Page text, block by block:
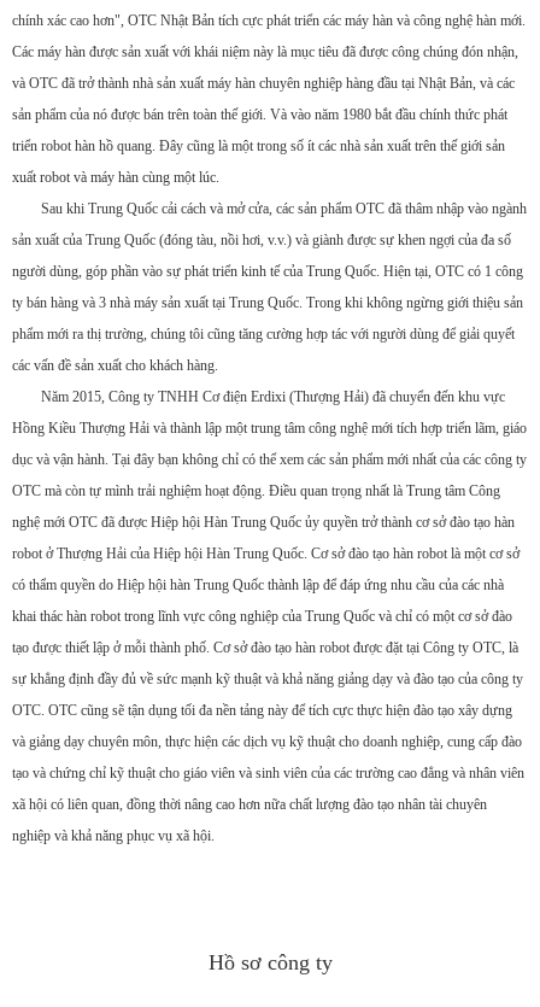
chính xác cao hơn", OTC Nhật Bản tích cực phát triển các máy hàn và công nghệ hàn mới.
Các máy hàn được sản xuất với khái niệm này là mục tiêu đã được công chúng đón nhận,
và OTC đã trở thành nhà sản xuất máy hàn chuyên nghiệp hàng đầu tại Nhật Bản, và các
sản phẩm của nó được bán trên toàn thế giới. Và vào năm 1980 bắt đầu chính thức phát
triển robot hàn hồ quang. Đây cũng là một trong số ít các nhà sản xuất trên thế giới sản
xuất robot và máy hàn cùng một lúc.
Sau khi Trung Quốc cải cách và mở cửa, các sản phẩm OTC đã thâm nhập vào ngành
sản xuất của Trung Quốc (đóng tàu, nồi hơi, v.v.) và giành được sự khen ngợi của đa số
người dùng, góp phần vào sự phát triển kinh tế của Trung Quốc. Hiện tại, OTC có 1 công
ty bán hàng và 3 nhà máy sản xuất tại Trung Quốc. Trong khi không ngừng giới thiệu sản
phẩm mới ra thị trường, chúng tôi cũng tăng cường hợp tác với người dùng để giải quyết
các vấn đề sản xuất cho khách hàng.
Năm 2015, Công ty TNHH Cơ điện Erdixi (Thượng Hải) đã chuyển đến khu vực
Hồng Kiều Thượng Hải và thành lập một trung tâm công nghệ mới tích hợp triển lãm, giáo
dục và vận hành. Tại đây bạn không chỉ có thể xem các sản phẩm mới nhất của các công ty
OTC mà còn tự mình trải nghiệm hoạt động. Điều quan trọng nhất là Trung tâm Công
nghệ mới OTC đã được Hiệp hội Hàn Trung Quốc ủy quyền trở thành cơ sở đào tạo hàn
robot ở Thượng Hải của Hiệp hội Hàn Trung Quốc. Cơ sở đào tạo hàn robot là một cơ sở
có thẩm quyền do Hiệp hội hàn Trung Quốc thành lập để đáp ứng nhu cầu của các nhà
khai thác hàn robot trong lĩnh vực công nghiệp của Trung Quốc và chỉ có một cơ sở đào
tạo được thiết lập ở mỗi thành phố. Cơ sở đào tạo hàn robot được đặt tại Công ty OTC, là
sự khẳng định đầy đủ về sức mạnh kỹ thuật và khả năng giảng dạy và đào tạo của công ty
OTC. OTC cũng sẽ tận dụng tối đa nền tảng này để tích cực thực hiện đào tạo xây dựng
và giảng dạy chuyên môn, thực hiện các dịch vụ kỹ thuật cho doanh nghiệp, cung cấp đào
tạo và chứng chỉ kỹ thuật cho giáo viên và sinh viên của các trường cao đẳng và nhân viên
xã hội có liên quan, đồng thời nâng cao hơn nữa chất lượng đào tạo nhân tài chuyên
nghiệp và khả năng phục vụ xã hội.
Hồ sơ công ty